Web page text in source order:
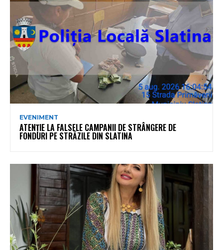
EVENIMENT
ATENȚIE LA FALSELE CAMPANII DE STRÂNGERE DE
FONDURI PE STRĂZILE DIN SLATINA